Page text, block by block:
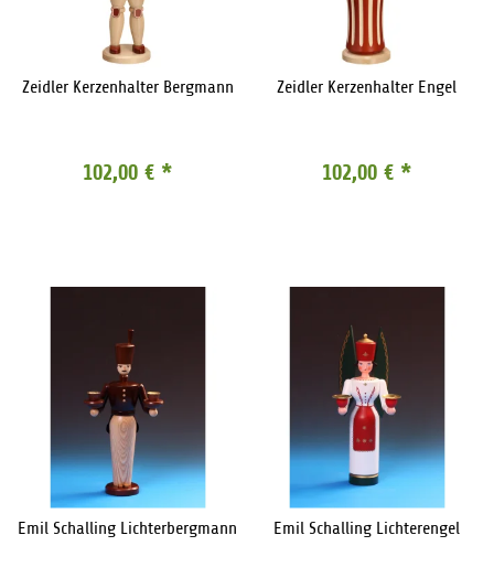
Zeidler Kerzenhalter Bergmann
102,00 € *
Zeidler Kerzenhalter Engel
102,00 € *
Emil Schalling Lichterbergmann Emil Schalling Lichterengel